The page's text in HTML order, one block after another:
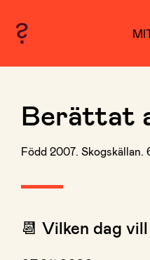
Berättat
Född 2007. Skogskällan.
📆 Vilken dag